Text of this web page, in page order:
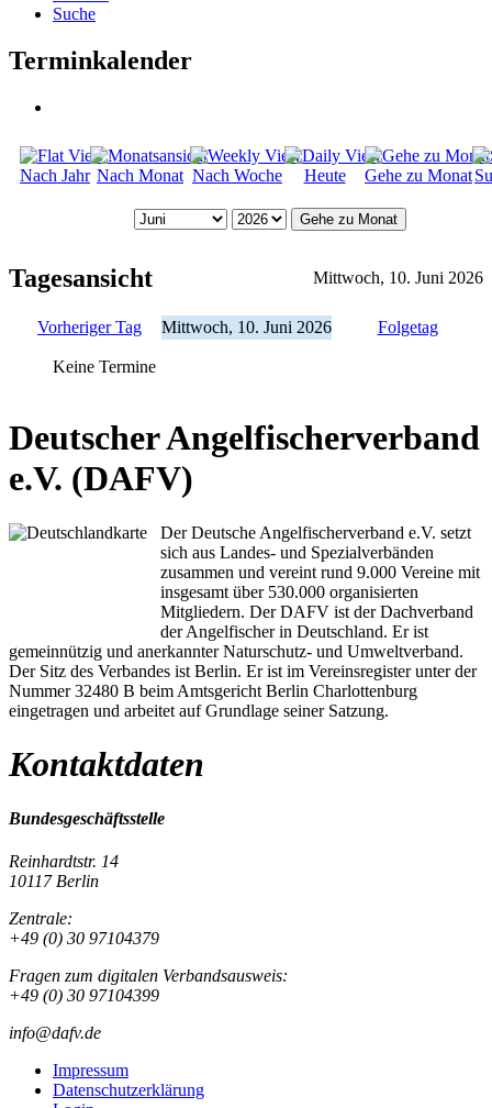
Suche
Terminkalender
Nach Jahr Nach Monat Nach Woche Heute Gehe zu Monat
Gehe zu Monat
Tagesansicht Mittwoch, 10. Juni 2026
Vorheriger Tag Mittwoch, 10. Juni 2026 Folgetag
Keine Termine
Deutscher Angelfischerverband
e.V. (DAFV)
Der Deutsche Angelfischerverband e.V. setzt
sich aus Landes- und Spezialverbänden
zusammen und vereint rund 9.000 Vereine mit
insgesamt über 530.000 organisierten
Mitgliedern. Der DAFV ist der Dachverband
der Angelfischer in Deutschland. Er ist
gemeinnützig und anerkannter Naturschutz- und Umweltverband.
Der Sitz des Verbandes ist Berlin. Er ist im Vereinsregister unter der
Nummer 32480 B beim Amtsgericht Berlin Charlottenburg
eingetragen und arbeitet auf Grundlage seiner Satzung.
Kontaktdaten
Bundesgeschäftsstelle
Reinhardtstr. 14
10117 Berlin
Zentrale:
+49 (0) 30 97104379
Fragen zum digitalen Verbandsausweis:
+49 (0) 30 97104399
info@dafv.de
Impressum
Datenschutzerklärung